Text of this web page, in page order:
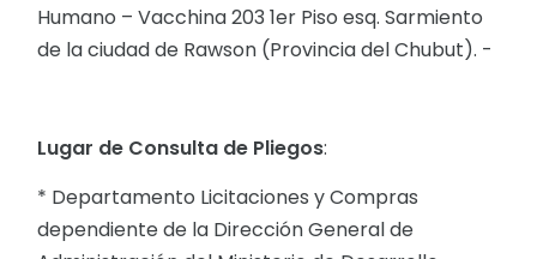
Humano – Vacchina 203 1er Piso esq. Sarmiento
de la ciudad de Rawson (Provincia del Chubut). -
Lugar de Consulta de Pliegos:
* Departamento Licitaciones y Compras
dependiente de la Dirección General de